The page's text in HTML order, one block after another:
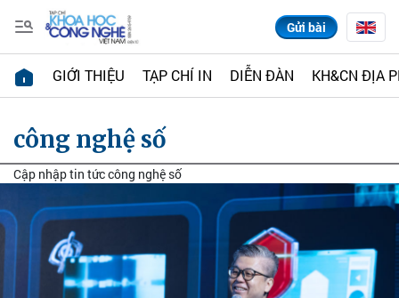
Gửi bài
GIỚI THIỆU TẠP CHÍ IN DIỄN ĐÀN KH&CN ĐỊA
công nghệ số
Cập nhập tin tức công nghệ số